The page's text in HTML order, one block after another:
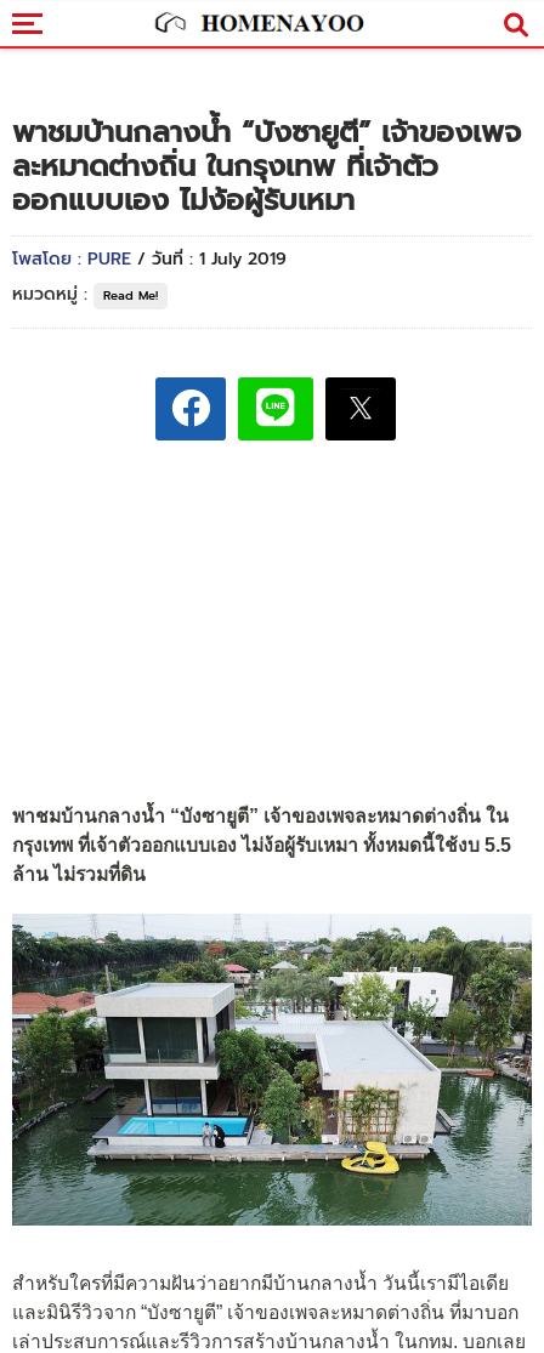
พาชมบ้านกลางน้ำ “บังซายูตี” เจ้าของเพจ
ละหมาดต่างถิ่น ในกรุงเทพ ที่เจ้าตัว
ออกแบบเอง ไม่ง้อผู้รับเหมา
โพสโดย : PURE / วันที่ : 1 July 2019
หมวดหมู่ :
Read Me!
พาชมบ้านกลางน้ำ “บังซายูตี” เจ้าของเพจละหมาดต่างถิ่น ใน
กรุงเทพ ที่เจ้าตัวออกแบบเอง ไม่ง้อผู้รับเหมา ทั้งหมดนี้ใช้งบ 5.5
ล้าน ไม่รวมที่ดิน
สำหรับใครที่มีความฝันว่าอยากมีบ้านกลางน้ำ วันนี้เรามีไอเดีย
และมินิรีวิวจาก “บังซายูตี” เจ้าของเพจละหมาดต่างถิ่น ที่มาบอก
เล่าประสบการณ์และรีวิวการสร้างบ้านกลางน้ำ ในกทม. บอกเลย